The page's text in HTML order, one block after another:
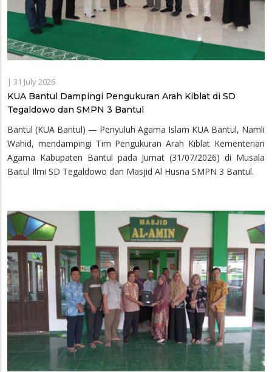
| 31 July 2026
KUA Bantul Dampingi Pengukuran Arah Kiblat di SD
Tegaldowo dan SMPN 3 Bantul
Bantul (KUA Bantul) — Penyuluh Agama Islam KUA Bantul, Namli
Wahid, mendampingi Tim Pengukuran Arah Kiblat Kementerian
Agama Kabupaten Bantul pada Jumat (31/07/2026) di Musala
Baitul Ilmi SD Tegaldowo dan Masjid Al Husna SMPN 3 Bantul.